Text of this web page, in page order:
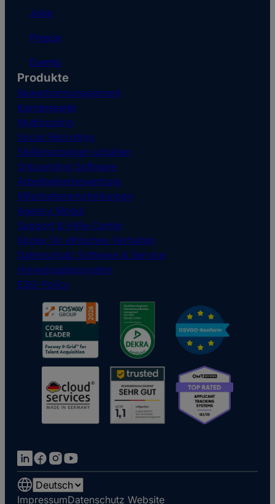
Jobs
Presse
Events
Produkte
Bewerbermanagement
Karriereseite
Multiposting
Social Recruiting
Stellenanzeigen schalten
Onboarding Software
Arbeitgeberbewertung
Mitarbeiterempfehlungen
Agency Modul
Support & Hilfe-Center
Kodex für ethisches Verhalten
Datenschutz Software & Service
Hinweisgebersystem
ESG-Policy
Choose
a
ImpressumDatenschutz Website